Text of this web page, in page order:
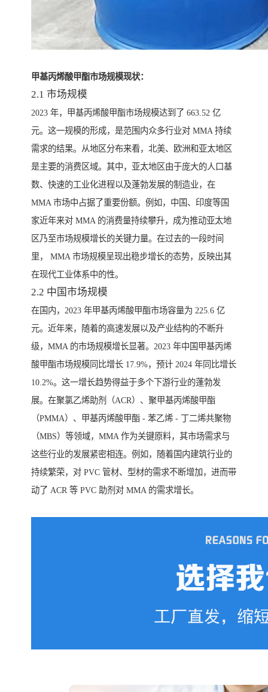
甲基丙烯酸甲酯市场规模现状：
2.1 市场规模
2023 年，甲基丙烯酸甲酯市场规模达到了 663.52 亿
元。这一规模的形成，是范围内众多行业对 MMA 持续
需求的结果。从地区分布来看，北美、欧洲和亚太地区
是主要的消费区域。其中，亚太地区由于庞大的人口基
数、快速的工业化进程以及蓬勃发展的制造业，在
MMA 市场中占据了重要份额。例如，中国、印度等国
家近年来对 MMA 的消费量持续攀升，成为推动亚太地
区乃至市场规模增长的关键力量。在过去的一段时间
里， MMA 市场规模呈现出稳步增长的态势，反映出其
在现代工业体系中的性。
2.2 中国市场规模
在国内，2023 年甲基丙烯酸甲酯市场容量为 225.6 亿
元。近年来，随着的高速发展以及产业结构的不断升
级，MMA 的市场规模增长显著。2023 年中国甲基丙烯
酸甲酯市场规模同比增长 17.9%，预计 2024 年同比增长
10.2%。这一增长趋势得益于多个下游行业的蓬勃发
展。在聚氯乙烯助剂（ACR）、聚甲基丙烯酸甲酯
（PMMA）、甲基丙烯酸甲酯 - 苯乙烯 - 丁二烯共聚物
（MBS）等领域，MMA 作为关键原料，其市场需求与
这些行业的发展紧密相连。例如，随着国内建筑行业的
持续繁荣，对 PVC 管材、型材的需求不断增加，进而带
动了 ACR 等 PVC 助剂对 MMA 的需求增长。